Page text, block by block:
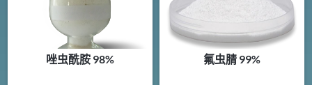
唑虫酰胺 98% 氟虫腈 99%